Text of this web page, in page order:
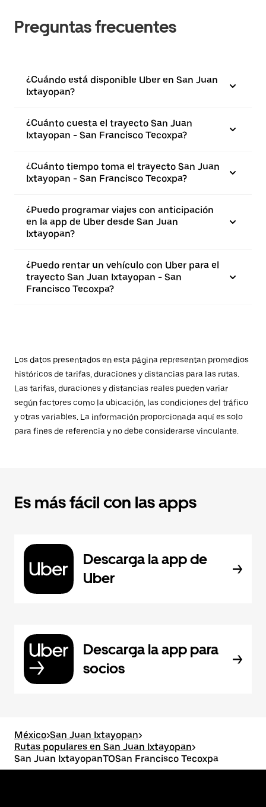
Preguntas frecuentes
¿Cuándo está disponible Uber en San Juan
Ixtayopan?
¿Cuánto cuesta el trayecto San Juan
Ixtayopan - San Francisco Tecoxpa?
¿Cuánto tiempo toma el trayecto San Juan
Ixtayopan - San Francisco Tecoxpa?
¿Puedo programar viajes con anticipación
en la app de Uber desde San Juan
Ixtayopan?
¿Puedo rentar un vehículo con Uber para el
trayecto San Juan Ixtayopan - San
Francisco Tecoxpa?
Los datos presentados en esta página representan promedios
históricos de tarifas, duraciones y distancias para las rutas.
Las tarifas, duraciones y distancias reales pueden variar
según factores como la ubicación, las condiciones del tráfico
y otras variables. La información proporcionada aquí es solo
para fines de referencia y no debe considerarse vinculante.
Es más fácil con las apps
Descarga la app de
Uber
Descarga la app para
socios
México>San Juan Ixtayopan>
Rutas populares en San Juan Ixtayopan>
San Juan IxtayopanTOSan Francisco Tecoxpa